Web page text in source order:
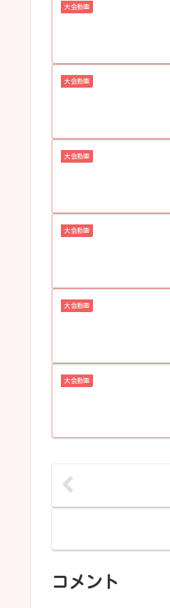
大会動画
大会動画
大会動画
大会動画
大会動画
大会動画
コメント